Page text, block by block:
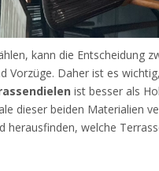
kann die Entscheidung
Daher ist es
ist besser als
dieser beiden Materialien
welche